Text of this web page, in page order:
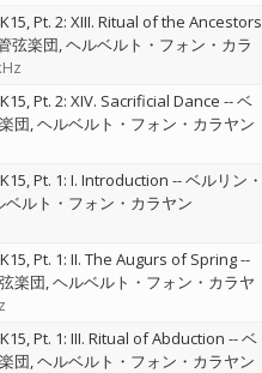
Pt. 2: XIII. Ritual of the Ancestors
弦楽団 ヘルベルト・フォン・カラ
Pt. 2: XIV. Sacrificial Dance --ベ
団 ヘルベルト・フォン・カラヤン
Pt. 1: I. Introduction --ベルリン・
ベルト・フォン・カラヤン
Pt. 1: II. The Augurs of Spring--
楽団 ヘルベルト・フォン・カラヤ
Pt. 1: III. Ritual of Abduction --ベ
団 ヘルベルト・フォン・カラヤン